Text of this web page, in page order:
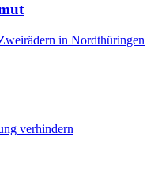
in Nordthüringen
verhindern